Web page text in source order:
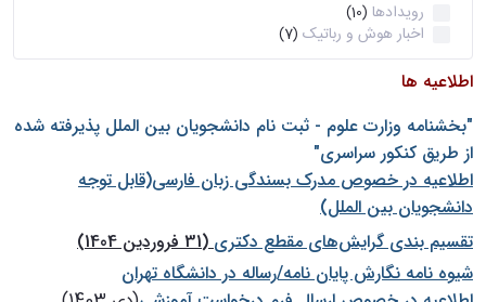
رویدادها (10)
اخبار هوش و رباتیک (7)
اطلاعیه ها
"بخشنامه وزارت علوم - ثبت نام دانشجويان بين الملل پذيرفته شده
از طريق كنكور سراسری"
اطلاعیه در خصوص مدرک بسندگی زبان فارسی(قابل توجه
دانشجویان بین الملل)
تقسیم بندی گرایش‌های مقطع دکتری(31 فروردین 1404)
شيوه نامه نگارش پايان نامه/رساله در دانشگاه تهران